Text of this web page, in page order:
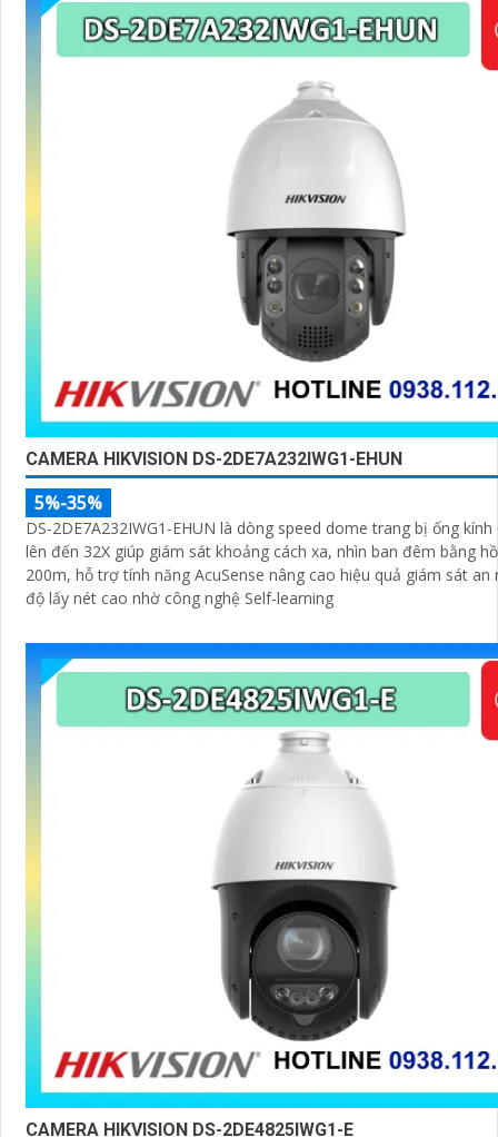
ảnh sắc nét mà còn đem đến sự tin cậy và an toàn cho dự
Nếu quý vị quan tâm đến việc lắp đặt camera Hikvision
chuyên nghiệp cho dự án của mình, chúng tôi luôn sẵn
CAMERA HIKVISION DS-2DE7A232IWG1-EHUN
5%-35%
DS-2DE7A232IWG1-EHUN là dòng speed dome trang bị ống kính
lên đến 32X giúp giám sát khoảng cách xa, nhìn ban đêm bằng
200m, hỗ trợ tính năng AcuSense nâng cao hiệu quả giám sát an
độ lấy nét cao nhờ công nghệ Self-learning
CAMERA HIKVISION DS-2DE4825IWG1-E